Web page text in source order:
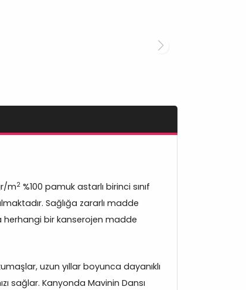
m2 %100 pamuk astarlı birinci sınıf
Sağlığa zararlı madde
herhangi bir kanserojen madde
uzun yıllar boyunca dayanıklı
sağlar. Kanyonda Mavinin Dansı